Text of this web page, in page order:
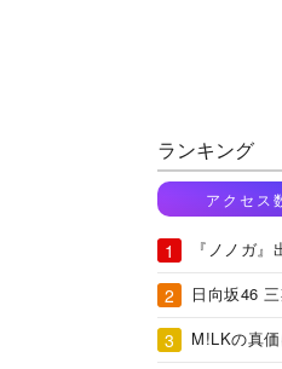
ランキング
アクセス
『ノノガ
日向坂46
M!LKの真